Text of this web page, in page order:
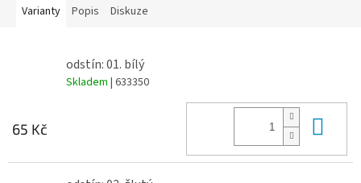
Varianty Popis Diskuze
odstín: 01. bílý
Skladem | 633350
65 Kč